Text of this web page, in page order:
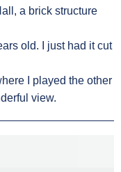
a brick structure
old. I just had it cut
I played the other
view.